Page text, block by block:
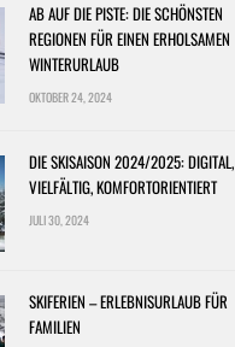
AB AUF DIE PISTE: DIE SCHÖNSTEN
REGIONEN FÜR EINEN ERHOLSAMEN
WINTERURLAUB
OKTOBER 24, 2024
DIE SKISAISON 2024/2025: DIGITAL,
VIELFÄLTIG, KOMFORTORIENTIERT
JULI 30, 2024
SKIFERIEN – ERLEBNISURLAUB FÜR
FAMILIEN